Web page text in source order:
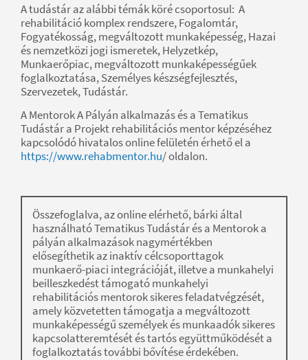
A tudástár az alábbi témák köré csoportosul: A
rehabilitáció komplex rendszere, Fogalomtár,
Fogyatékosság, megváltozott munkaképesség, Hazai
és nemzetközi jogi ismeretek, Helyzetkép,
Munkaerőpiac, megváltozott munkaképességűek
foglalkoztatása, Személyes készségfejlesztés,
Szervezetek, Tudástár.
A Mentorok A Pályán alkalmazás és a Tematikus
Tudástár a Projekt rehabilitációs mentor képzéséhez
kapcsolódó hivatalos online felületén érhető el a
https://www.rehabmentor.hu/ oldalon.
Összefoglalva, az online elérhető, bárki által
használható Tematikus Tudástár és a Mentorok a
pályán alkalmazások nagymértékben
elősegíthetik az inaktív célcsoporttagok
munkaerő-piaci integrációját, illetve a munkahelyi
beilleszkedést támogató munkahelyi
rehabilitációs mentorok sikeres feladatvégzését,
amely közvetetten támogatja a megváltozott
munkaképességű személyek és munkaadók sikeres
kapcsolatteremtését és tartós együttműködését a
foglalkoztatás további bővítése érdekében.